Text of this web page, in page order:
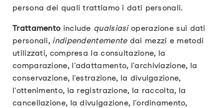
persona dei quali trattiamo i dati personali.
Trattamentoinclude qualsiasioperazione sui dati
personali, indipendentementedai mezzi e metodi
utilizzati, compresa la consultazione, la
comparazione, l'adattamento, l'archiviazione, la
conservazione, l'estrazione, la divulgazione,
l'ottenimento, la registrazione, la raccolta, la
cancellazione, la divulgazione, l'ordinamento,